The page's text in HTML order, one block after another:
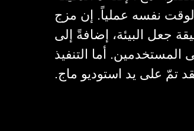
نفسه عملياً. إن مزج
جعل البيئة، إضافةً إلى
المستخدمين. أما التنفيذ
تمّ على يد استوديو ماج.